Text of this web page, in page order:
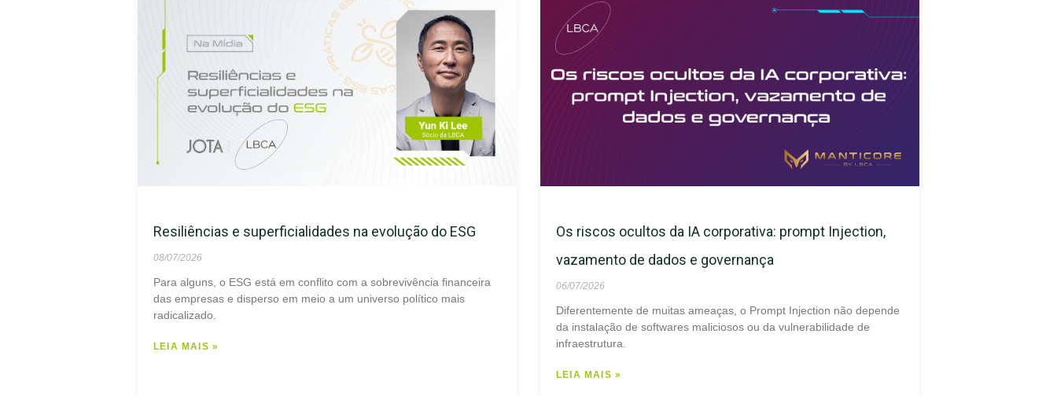
Resiliências e superficialidades na evolução do ESG
08/07/2026
Para alguns, o ESG está em conflito com a sobrevivência financeira
das empresas e disperso em meio a um universo político mais
radicalizado.
LEIA MAIS »
Os riscos ocultos da IA corporativa: prompt Injection,
vazamento de dados e governança
06/07/2026
Diferentemente de muitas ameaças, o Prompt Injection não depende
da instalação de softwares maliciosos ou da vulnerabilidade de
infraestrutura.
LEIA MAIS »